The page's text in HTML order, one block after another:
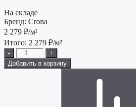
На складе
Бренд: Crona
2 279 ₽/м²
Итого: 2 279 ₽/м²
-
+
Добавить в корзину